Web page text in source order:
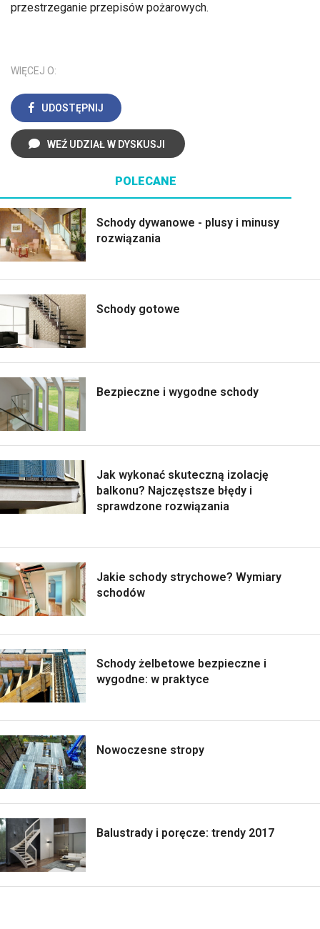
przestrzeganie przepisów pożarowych.
WIĘCEJ O:
UDOSTĘPNIJ
WEŹ UDZIAŁ W DYSKUSJI
POLECANE
Schody dywanowe - plusy i minusy
rozwiązania
Schody gotowe
Bezpieczne i wygodne schody
Jak wykonać skuteczną izolację
balkonu? Najczęstsze błędy i
sprawdzone rozwiązania
Jakie schody strychowe? Wymiary
schodów
Schody żelbetowe bezpieczne i
wygodne: w praktyce
Nowoczesne stropy
Balustrady i poręcze: trendy 2017